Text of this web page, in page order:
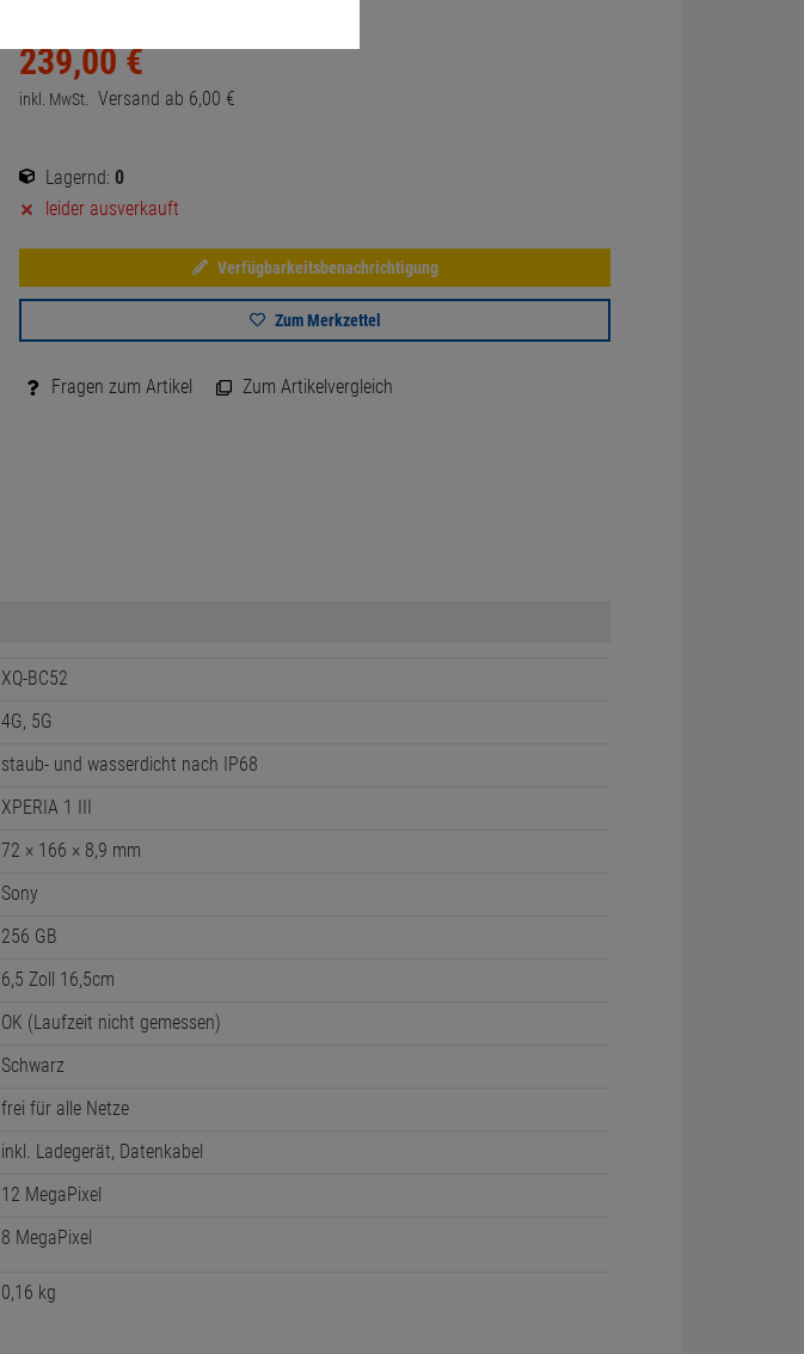
239,00 €
inkl. MwSt. Versand ab 6,00 €
Lagernd: 0
leider ausverkauft
Verfügbarkeitsbenachrichtigung
Zum Merkzettel
Fragen zum Artikel Zum Artikelvergleich
XQ-BC52
4G, 5G
staub- und wasserdicht nach IP68
XPERIA 1 III
72 × 166 × 8,9 mm
Sony
256 GB
6,5 Zoll 16,5cm
OK (Laufzeit nicht gemessen)
Schwarz
frei für alle Netze
inkl. Ladegerät, Datenkabel
12 MegaPixel
8 MegaPixel
0,16 kg